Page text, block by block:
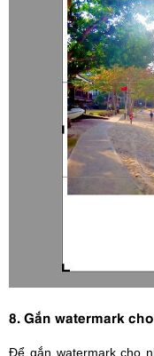
8. Gắn watermark
Để gắn watermark cho